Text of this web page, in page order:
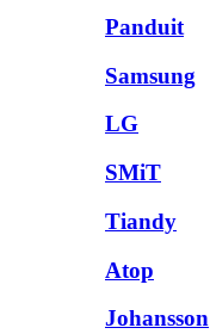
Panduit
Samsung
LG
SMiT
Tiandy
Atop
Johansson